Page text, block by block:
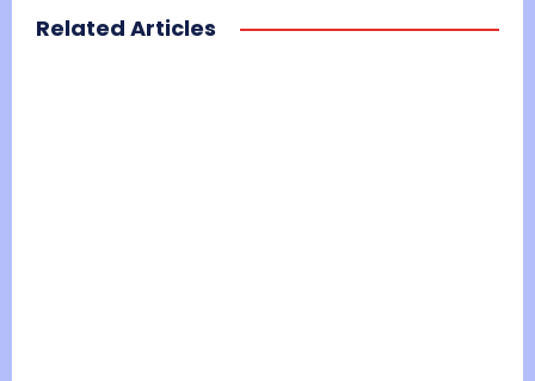
Related Articles